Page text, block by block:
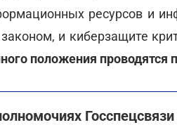
ресурсов и
и киберзащите
положения
Госспецсвязи